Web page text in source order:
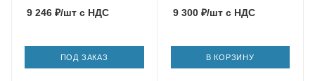
9 246 ₽/шт с НДС
ПОД ЗАКАЗ
9 300₽/штс НДС
В КОРЗИНУ